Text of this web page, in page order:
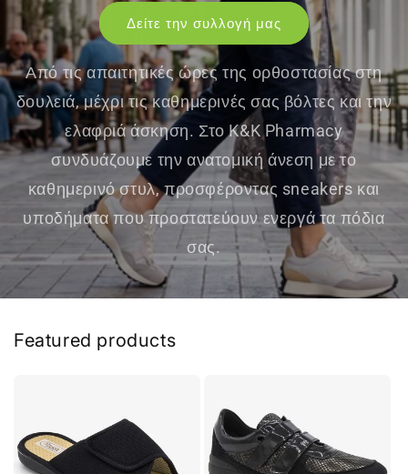
Δείτε την συλλογή μας
Από τις απαιτητικές ώρες της ορθοστασίας στη
δουλειά, μέχρι τις καθημερινές σας βόλτες και την
ελαφριά άσκηση. Στο K&K Pharmacy
συνδυάζουμε την ανατομική άνεση με το
καθημερινό στυλ, προσφέροντας sneakers και
υποδήματα που προστατεύουν ενεργά τα πόδια
σας.
Featured products